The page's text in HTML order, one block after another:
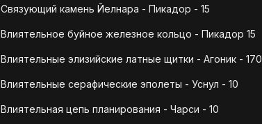
Связующий камень Йелнара - Пикадор - 15
Влиятельное буйное железное кольцо - Пикадор 15
Влиятельные элизийские латные щитки - Агоник - 170
Влиятельные серафические эполеты - Уснул - 10
Влиятельная цепь планирования - Чарси - 10